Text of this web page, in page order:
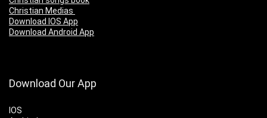
Christian Medias
Download IOS App
Download Android App
Download Our App
IOS